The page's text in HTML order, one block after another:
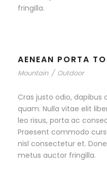
fringilla.
AENEAN PORTA
Mountain / Outdoor
Cras justo odio, dapibus
quam. Nulla vitae elit
leo risus, porta ac
Praesent commodo
nisl consectetur et.
metus auctor fringilla.